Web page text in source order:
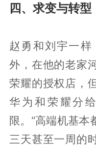
四、求变与转型
赵勇和刘宇一
外，在他的老家
荣耀的授权店，
华为和荣耀分
限。“高端机基本
三天甚至一周的